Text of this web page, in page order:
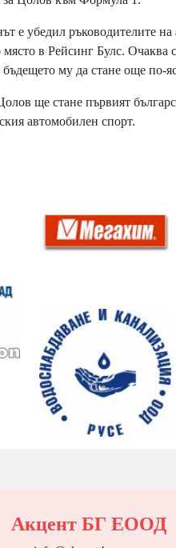
е убедил ръководителите
в Рейсинг Булс. Очаква
му да стане още по-
ще стане първият
автомобилен спорт.
Акцент БГ ЕООД